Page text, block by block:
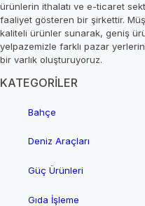
ürünlerin ithalatı ve e-ticaret
faaliyet gösteren bir şirkettir.
kaliteli ürünler sunarak, geniş
yelpazemizle farklı pazar
bir varlık oluşturuyoruz.
KATEGORİLER
Bahçe
Deniz Araçları
Güç Ürünleri
Gıda İşleme